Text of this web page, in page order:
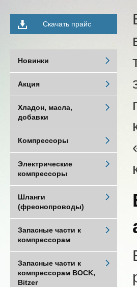
Скачать прайс
Новинки
Акция
Хладон, масла,
добавки
Компрессоры
Электрические
компрессоры
Шланги
(фреонопроводы)
Запасные части к
компрессорам
Запасные части к
компрессорам BOCK,
Bitzer